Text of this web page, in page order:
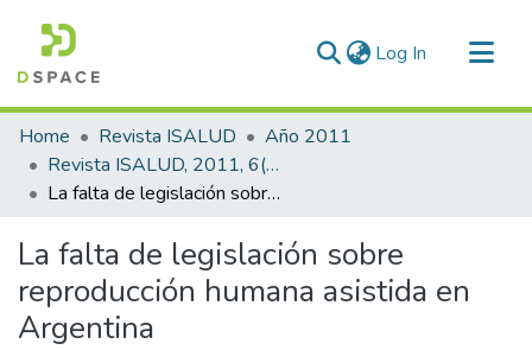
Log In (current)
Communities & Collections
All of DSpace
Statistics
Home Revista ISALUD
Año 2011
Revista ISALUD, 2011, 6(27)
La falta de legislación sobre reproducción humana asistida en Argentina
La falta de legislación sobre
reproducción humana asistida en
Argentina